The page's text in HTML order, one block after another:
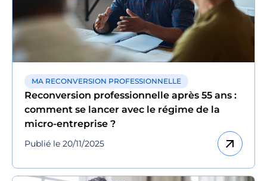
MA RECONVERSION PROFESSIONNELLE
Reconversion professionnelle après 55 ans :
comment se lancer avec le régime de la
micro-entreprise ?
Publié le 20/11/2025 arrow_outward